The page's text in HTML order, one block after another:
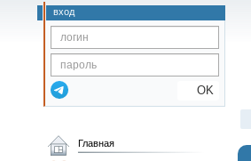
вход
OK
Главная